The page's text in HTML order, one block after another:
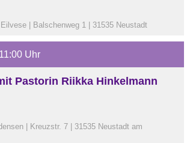
| Balschenweg 1 | 31535 Neustadt
Uhr
Pastorin Riikka Hinkelmann
| Kreuzstr. 7 | 31535 Neustadt am